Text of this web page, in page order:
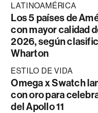
LATINOAMÉRICA
Los 5 países de
con mayor calidad
2026, según
Wharton
ESTILO DE VIDA
Omega x Swatch
con oro para
del Apollo 11